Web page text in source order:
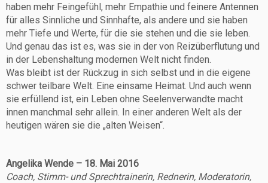
haben mehr Feingefühl, mehr Empathie und feinere Antennen
für alles Sinnliche und Sinnhafte, als andere und sie haben
mehr Tiefe und Werte, für die sie stehen und die sie leben.
Und genau das ist es, was sie in der von Reizüberflutung und
in der Lebenshaltung modernen Welt nicht finden.
Was bleibt ist der Rückzug in sich selbst und in die eigene
schwer teilbare Welt. Eine einsame Heimat. Und auch wenn
sie erfüllend ist, ein Leben ohne Seelenverwandte macht
innen manchmal sehr allein. In einer anderen Welt als der
heutigen wären sie die „alten Weisen“.
Angelika Wende – 18. Mai 2016
Coach, Stimm- und Sprechtrainerin, Rednerin, Moderatorin,